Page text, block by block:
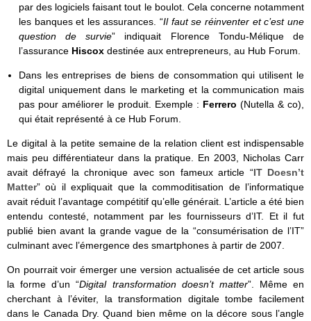
par des logiciels faisant tout le boulot. Cela concerne notamment
les banques et les assurances. “Il faut se réinventer et c’est une
question de survie” indiquait Florence Tondu-Mélique de
l’assurance Hiscox destinée aux entrepreneurs, au Hub Forum.
Dans les entreprises de biens de consommation qui utilisent le
digital uniquement dans le marketing et la communication mais
pas pour améliorer le produit. Exemple : Ferrero (Nutella & co),
qui était représenté à ce Hub Forum.
Le digital à la petite semaine de la relation client est indispensable
mais peu différentiateur dans la pratique. En 2003, Nicholas Carr
avait défrayé la chronique avec son fameux article “IT Doesn’t
Matter” où il expliquait que la commoditisation de l’informatique
avait réduit l’avantage compétitif qu’elle générait. L’article a été bien
entendu contesté, notamment par les fournisseurs d’IT. Et il fut
publié bien avant la grande vague de la “consumérisation de l’IT”
culminant avec l’émergence des smartphones à partir de 2007.
On pourrait voir émerger une version actualisée de cet article sous
la forme d’un “Digital transformation doesn’t matter”. Même en
cherchant à l’éviter, la transformation digitale tombe facilement
dans le Canada Dry. Quand bien même on la décore sous l’angle